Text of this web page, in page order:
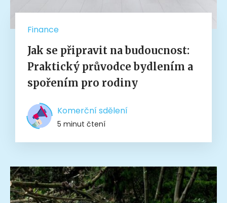
Finance
Jak se připravit na budoucnost:
Praktický průvodce bydlením a
spořením pro rodiny
Komerční sdělení
5 minut čtení